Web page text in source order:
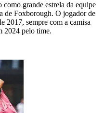
grande estrela da equipe
de Foxborough. O jogador de
2017, sempre com a camisa
2024 pelo time.